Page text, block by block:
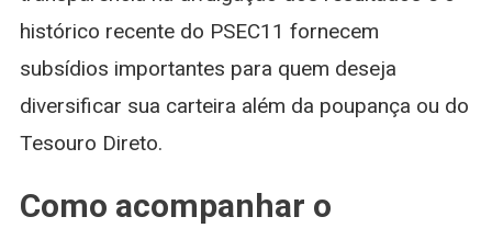
histórico recente do PSEC11 fornecem
subsídios importantes para quem deseja
diversificar sua carteira além da poupança ou do
Tesouro Direto.
Como acompanhar o